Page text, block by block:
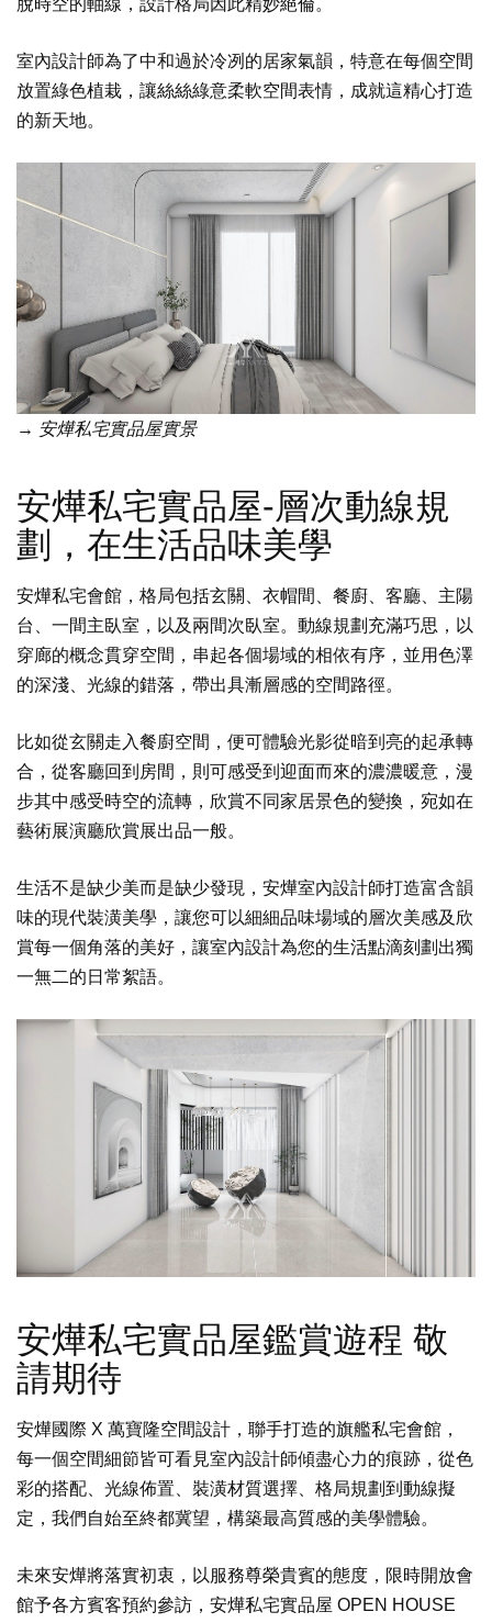
脫時空的軸線，設計格局因此精妙絕倫。
室內設計師為了中和過於冷冽的居家氣韻，特意在每個空間
放置綠色植栽，讓絲絲綠意柔軟空間表情，成就這精心打造
的新天地。
→ 安燁私宅實品屋實景
安燁私宅實品屋-層次動線規
劃，在生活品味美學
安燁私宅會館，格局包括玄關、衣帽間、餐廚、客廳、主陽
台、一間主臥室，以及兩間次臥室。動線規劃充滿巧思，以
穿廊的概念貫穿空間，串起各個場域的相依有序，並用色澤
的深淺、光線的錯落，帶出具漸層感的空間路徑。
比如從玄關走入餐廚空間，便可體驗光影從暗到亮的起承轉
合，從客廳回到房間，則可感受到迎面而來的濃濃暖意，漫
步其中感受時空的流轉，欣賞不同家居景色的變換，宛如在
藝術展演廳欣賞展出品一般。
生活不是缺少美而是缺少發現，安燁室內設計師打造富含韻
味的現代裝潢美學，讓您可以細細品味場域的層次美感及欣
賞每一個角落的美好，讓室內設計為您的生活點滴刻劃出獨
一無二的日常絮語。
安燁私宅實品屋鑑賞遊程 敬
請期待
安燁國際 X 萬寶隆空間設計，聯手打造的旗艦私宅會館，
每一個空間細節皆可看見室內設計師傾盡心力的痕跡，從色
彩的搭配、光線佈置、裝潢材質選擇、格局規劃到動線擬
定，我們自始至終都冀望，構築最高質感的美學體驗。
未來安燁將落實初衷，以服務尊榮貴賓的態度，限時開放會
館予各方賓客預約參訪，安燁私宅實品屋 OPEN HOUSE